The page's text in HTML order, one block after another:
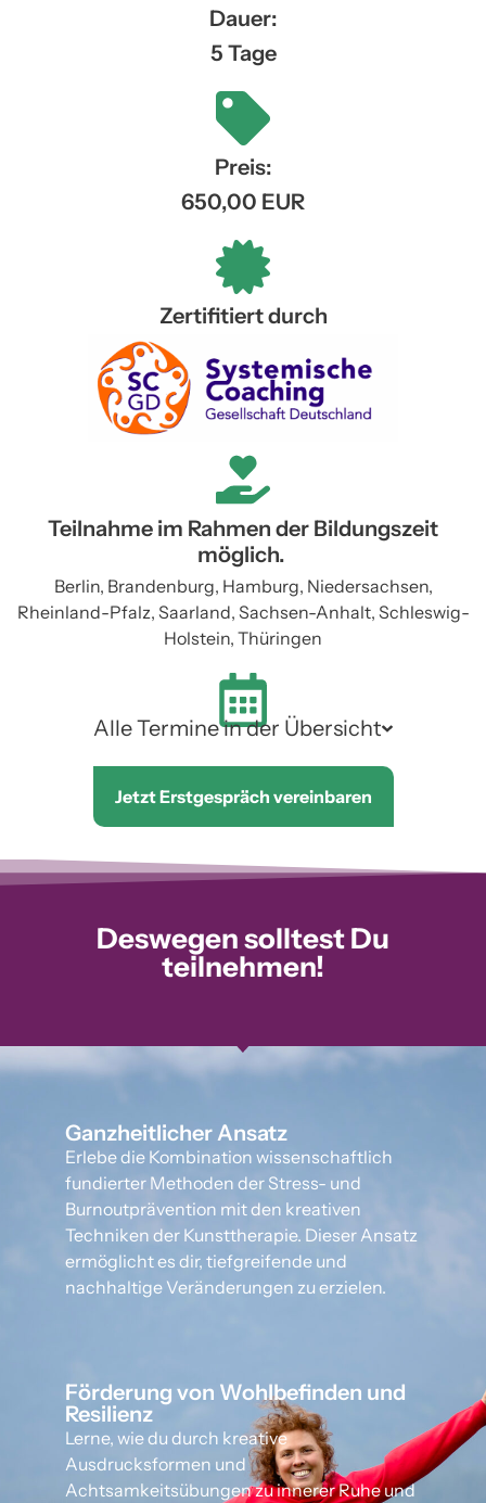
Dauer:
5 Tage
Preis:
650,00 EUR
Zertifitiert durch
Teilnahme im Rahmen der Bildungszeit
möglich. ​
Berlin, Brandenburg, Hamburg, Niedersachsen,
Rheinland-Pfalz, Saarland, Sachsen-Anhalt, Schleswig-
Holstein, Thüringen
Alle Termine in der Übersicht​
Jetzt Erstgespräch vereinbaren
Deswegen solltest Du
teilnehmen!
Ganzheitlicher Ansatz
Erlebe die Kombination wissenschaftlich
fundierter Methoden der Stress- und
Burnoutprävention mit den kreativen
Techniken der Kunsttherapie. Dieser Ansatz
ermöglicht es dir, tiefgreifende und
nachhaltige Veränderungen zu erzielen.
Förderung von Wohlbefinden und
Resilienz
Lerne, wie du durch kreative
Ausdrucksformen und
Achtsamkeitsübungen zu innerer Ruhe und